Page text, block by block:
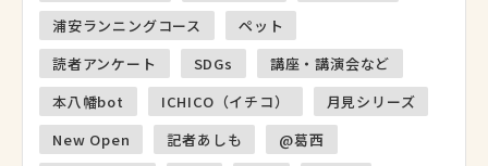
浦安ランニングコース
ペット
読者アンケート
SDGs
講座・講演会など
本八幡bot
ICHICO（イチコ）
月見シリーズ
New Open
記者あしも
@葛西